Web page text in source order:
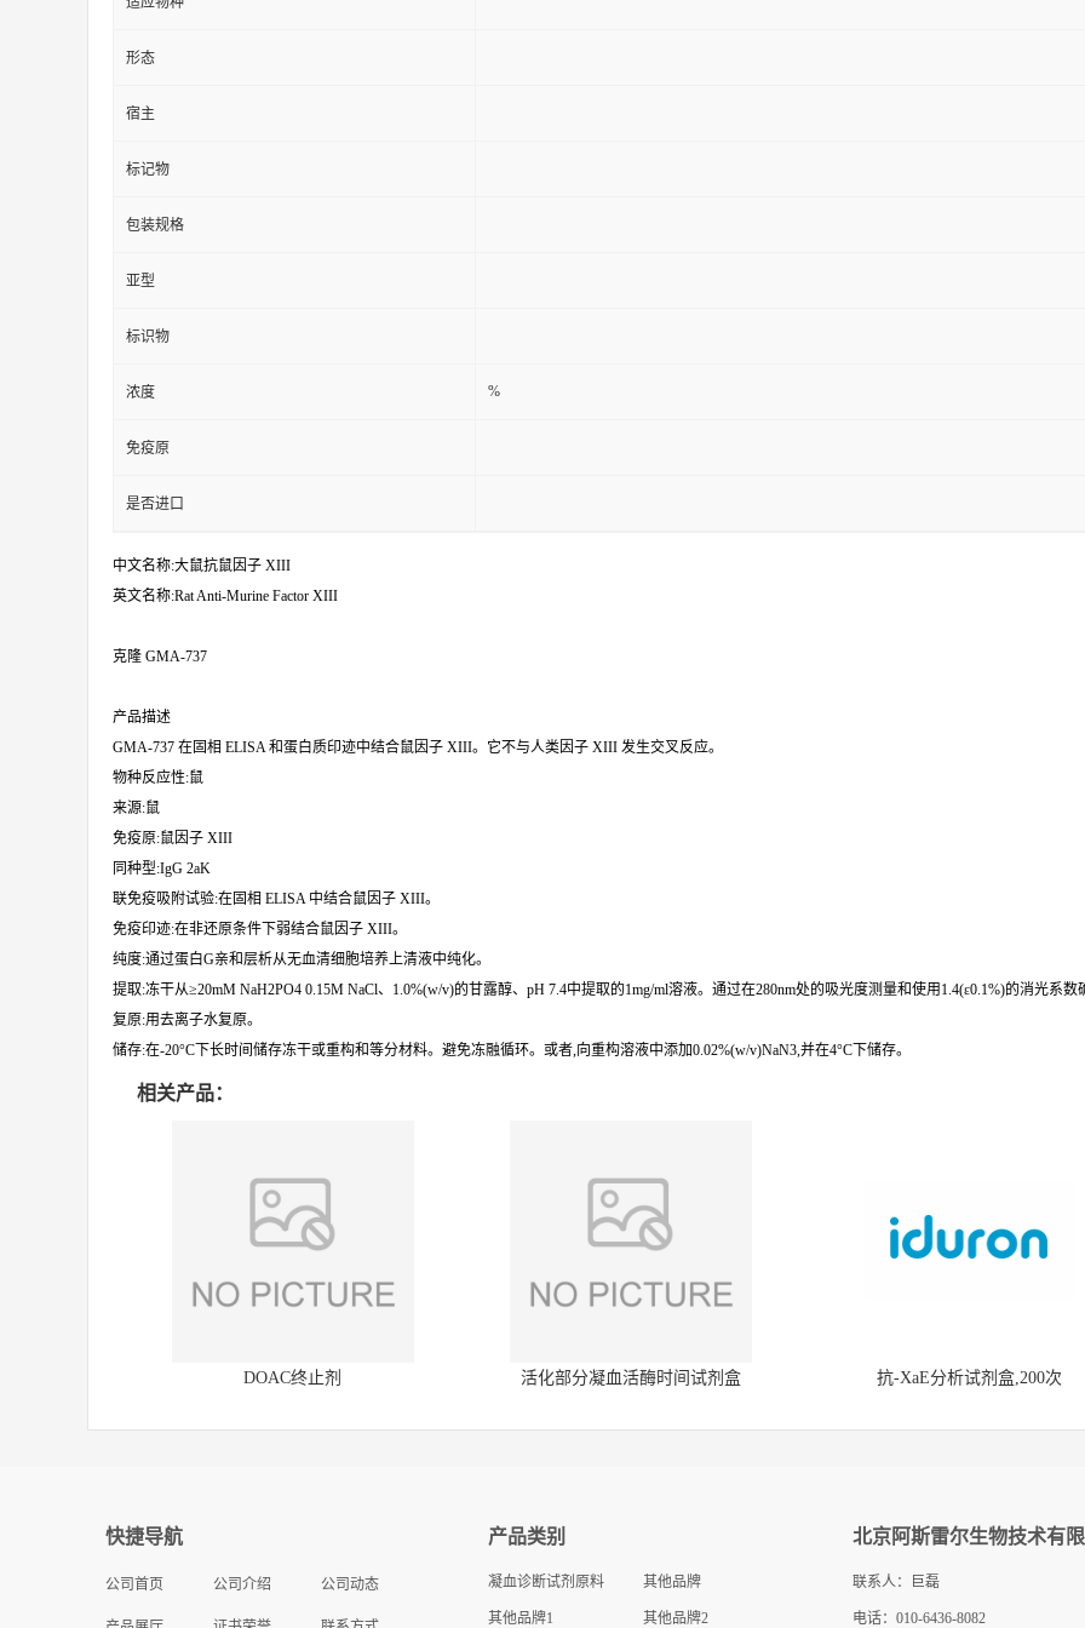
形态
宿主
标记物
包装规格
亚型
标识物
浓度 %
免疫原
是否进口
中文名称:大鼠抗鼠因子 XIII
英文名称:Rat Anti-Murine Factor XIII
克隆 GMA-737
产品描述
GMA-737 在固相 ELISA 和蛋白质印迹中结合鼠因子 XIII。它不与人类因子 XIII 发生交叉反应。
物种反应性:鼠
来源:鼠
免疫原:鼠因子 XIII
同种型:IgG 2aK
联免疫吸附试验:在固相 ELISA 中结合鼠因子 XIII。
免疫印迹:在非还原条件下弱结合鼠因子 XIII。
纯度:通过蛋白G亲和层析从无血清细胞培养上清液中纯化。
提取:冻干从≥20mM NaH2PO4 0.15M NaCl、1.0%(w/v)的甘露醇、pH 7.4中提取的1mg/ml溶液。通过在280nm处的吸光度测量和使用1.4(ε0.1%)的消光系数
复原:用去离子水复原。
储存:在-20°C下长时间储存冻干或重构和等分材料。避免冻融循环。或者,向重构溶液中添加0.02%(w/v)NaN3,并在4°C下储存。
相关产品：
DOAC终止剂 活化部分凝血活酶时间试剂盒 抗-XaE分析试剂盒,200次
快捷导航
公司首页 公司介绍 公司动态
产品类别
凝血诊断试剂原料 其他品牌
其他品牌1 其他品牌2
北京阿斯雷尔生物技术有
联系人：巨磊
电话：010-6436-8082